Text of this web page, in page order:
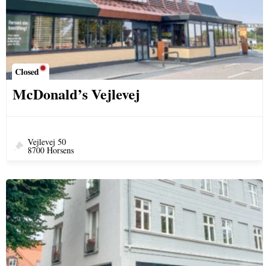
Closed
McDonald’s Vejlevej
Vejlevej 50
8700 Horsens